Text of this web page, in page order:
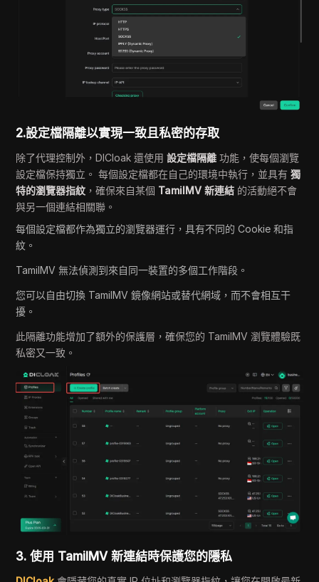
2.設定檔隔離以實現一致且私密的存取
除了代理控制外，DICloak 還使用設定檔隔離 功能，使每個瀏覽
設定檔保持獨立。 每個設定檔都在自己的環境中執行，並具有獨
特的瀏覽器指紋 ，確保來自某個 TamilMV 新連結 的活動絕不會
與另一個連結相關聯。
每個設定檔都作為獨立的瀏覽器運行，具有不同的 Cookie 和指
紋。
TamilMV 無法偵測到來自同一裝置的多個工作階段。
您可以自由切換 TamilMV 鏡像網站或替代網域，而不會相互干
擾。
此隔離功能增加了額外的保護層，確保您的 TamilMV 瀏覽體驗既
私密又一致。
3. 使用 TamilMV 新連結時保護您的隱私